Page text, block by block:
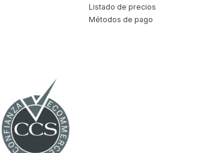
Listado de precios
Métodos de pago